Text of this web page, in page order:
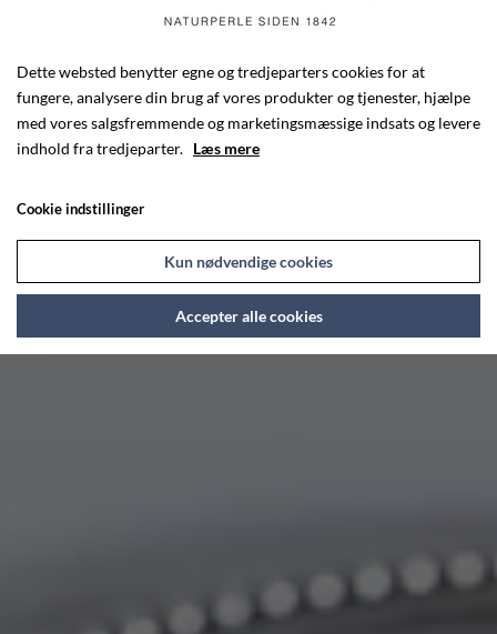
Dette websted benytter egne og tredjeparters cookies for at
fungere, analysere din brug af vores produkter og tjenester, hjælpe
med vores salgsfremmende og marketingsmæssige indsats og levere
indhold fra tredjeparter. Læs mere
Cookie indstillinger
Kun nødvendige cookies
Accepter alle cookies